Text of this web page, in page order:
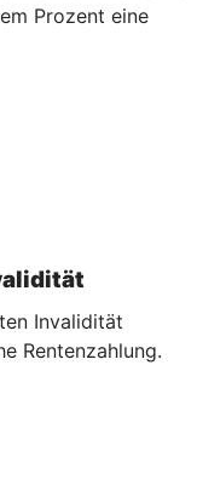
Prozent eine
Invalidität
Rentenzahlung.